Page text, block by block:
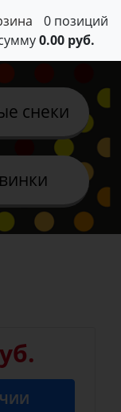
0 позиций
0.00 руб.
снеки